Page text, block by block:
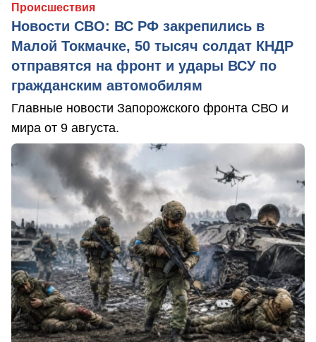
Происшествия
Новости СВО: ВС РФ закрепились в
Малой Токмачке, 50 тысяч солдат КНДР
отправятся на фронт и удары ВСУ по
гражданским автомобилям
Главные новости Запорожского фронта СВО и
мира от 9 августа.